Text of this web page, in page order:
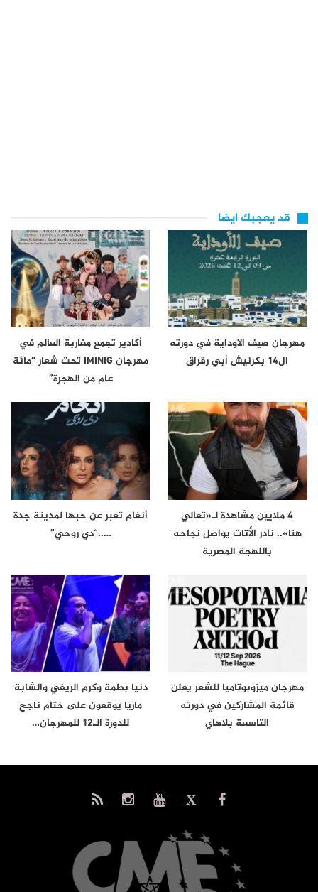
قد يعجبك ايضا
مهرجان صيف الاوداية في دورته
ال14 بكرنيش أبي رقراق
أكادير تجمع مغاربة العالم في
مهرجان IMINIG تحت شعار “مائة
عام من الهجرة”
4 ملايين مشاهدة لـ«تعالي
هنا».. نادر الأتات يواصل نجاحه
باللهجة المصرية
أنغام تعبر عن حبها لمدينة جدة
…..“دي روحي”
مهرجان ميزوبوتاميا للشعر يعلن
قائمة المشاركين في دورته
التاسعة بلاهاي
دنيا بطمة وكرم الريفي والشابة
ماريا يوقعون على ختام ناجح
للدورة الـ12 للمهرجان…